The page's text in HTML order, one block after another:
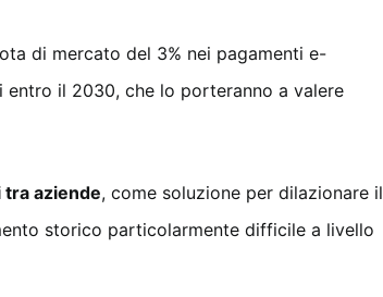
di mercato del 3% nei pagamenti e-
il 2030, che lo porteranno a valere
tra aziende, come soluzione per dilazionare il
storico particolarmente difficile a livello